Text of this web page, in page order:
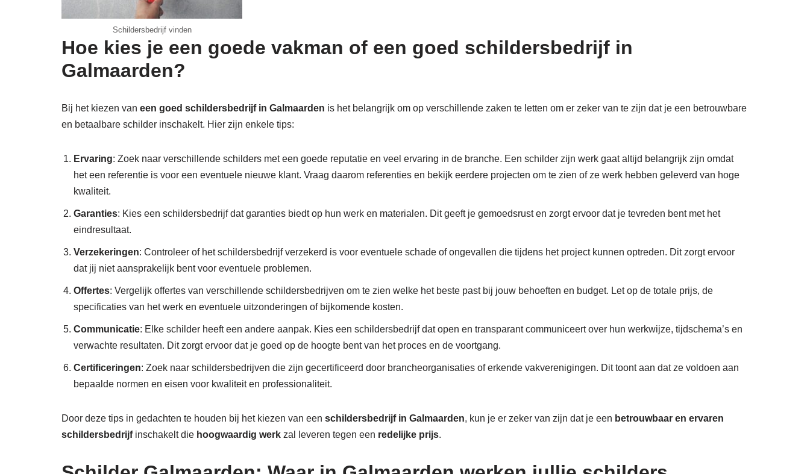
Schildersbedrijf vinden
Hoe kies je een goede vakman of een goed schildersbedrijf in
Galmaarden?
Bij het kiezen van een goed schildersbedrijf in Galmaarden is het belangrijk om op verschillende zaken te letten om er zeker van te zijn dat je een betrouwbare
en betaalbare schilder inschakelt. Hier zijn enkele tips:
Ervaring: Zoek naar verschillende schilders met een goede reputatie en veel ervaring in de branche. Een schilder zijn werk gaat altijd belangrijk zijn omdat
het een referentie is voor een eventuele nieuwe klant. Vraag daarom referenties en bekijk eerdere projecten om te zien of ze werk hebben geleverd van hoge
kwaliteit.
Garanties: Kies een schildersbedrijf dat garanties biedt op hun werk en materialen. Dit geeft je gemoedsrust en zorgt ervoor dat je tevreden bent met het
eindresultaat.
Verzekeringen: Controleer of het schildersbedrijf verzekerd is voor eventuele schade of ongevallen die tijdens het project kunnen optreden. Dit zorgt ervoor
dat jij niet aansprakelijk bent voor eventuele problemen.
Offertes: Vergelijk offertes van verschillende schildersbedrijven om te zien welke het beste past bij jouw behoeften en budget. Let op de totale prijs, de
specificaties van het werk en eventuele uitzonderingen of bijkomende kosten.
Communicatie: Elke schilder heeft een andere aanpak. Kies een schildersbedrijf dat open en transparant communiceert over hun werkwijze, tijdschema’s en
verwachte resultaten. Dit zorgt ervoor dat je goed op de hoogte bent van het proces en de voortgang.
Certificeringen: Zoek naar schildersbedrijven die zijn gecertificeerd door brancheorganisaties of erkende vakverenigingen. Dit toont aan dat ze voldoen aan
bepaalde normen en eisen voor kwaliteit en professionaliteit.
Door deze tips in gedachten te houden bij het kiezen van een schildersbedrijf in Galmaarden, kun je er zeker van zijn dat je een betrouwbaar en ervaren
schildersbedrijfinschakelt die hoogwaardig werk zal leveren tegen een redelijke prijs.